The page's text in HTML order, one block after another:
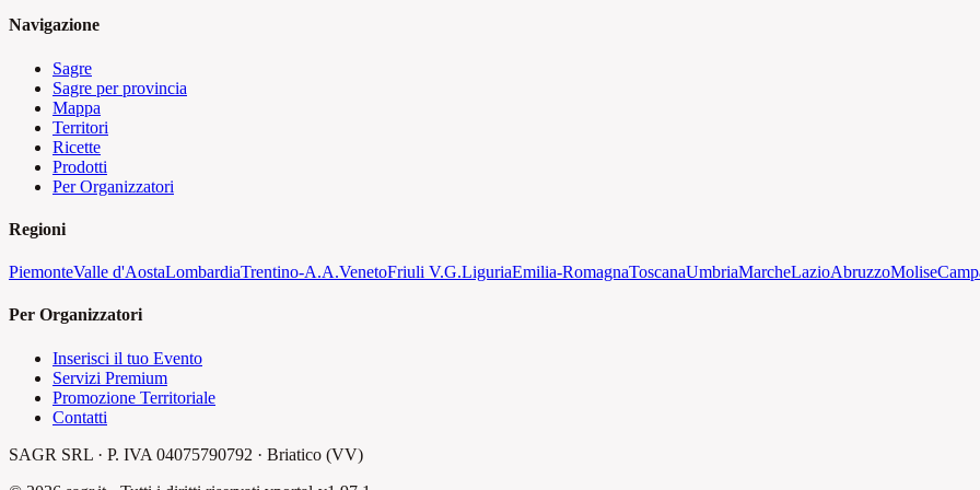
Navigazione
Sagre
Sagre per provincia
Mappa
Territori
Ricette
Prodotti
Per Organizzatori
Regioni
PiemonteValle d'AostaLombardiaTrentino-A.A.VenetoFriuli V.G.LiguriaEmilia-RomagnaToscanaUmbriaMarcheLazioAbruzzoMolise
Per Organizzatori
Inserisci il tuo Evento
Servizi Premium
Promozione Territoriale
Contatti
SAGR SRL · P. IVA 04075790792 · Briatico (VV)